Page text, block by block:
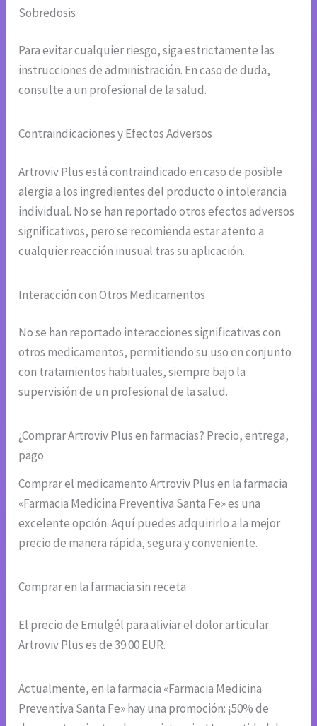
Sobredosis
Para evitar cualquier riesgo, siga estrictamente las
instrucciones de administración. En caso de duda,
consulte a un profesional de la salud.
Contraindicaciones y Efectos Adversos
Artroviv Plus está contraindicado en caso de posible
alergia a los ingredientes del producto o intolerancia
individual. No se han reportado otros efectos adversos
significativos, pero se recomienda estar atento a
cualquier reacción inusual tras su aplicación.
Interacción con Otros Medicamentos
No se han reportado interacciones significativas con
otros medicamentos, permitiendo su uso en conjunto
con tratamientos habituales, siempre bajo la
supervisión de un profesional de la salud.
¿Comprar Artroviv Plus en farmacias? Precio, entrega,
pago
Comprar el medicamento Artroviv Plus en la farmacia
«Farmacia Medicina Preventiva Santa Fe» es una
excelente opción. Aquí puedes adquirirlo a la mejor
precio de manera rápida, segura y conveniente.
Comprar en la farmacia sin receta
El precio de Emulgél para aliviar el dolor articular
Artroviv Plus es de 39.00 EUR.
Actualmente, en la farmacia «Farmacia Medicina
Preventiva Santa Fe» hay una promoción: ¡50% de